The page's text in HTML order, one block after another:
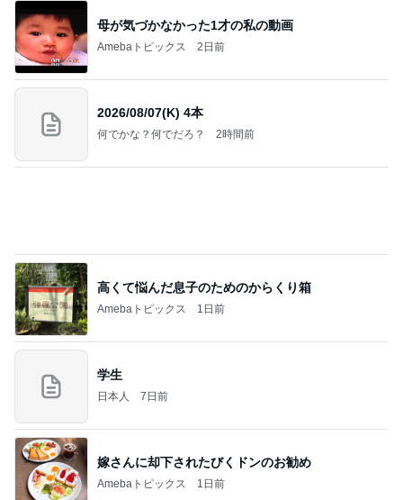
母が気づかなかった1才の私の動画
Amebaトピックス 2日前
2026/08/07(K) 4本
何でかな？何でだろ？ 2時間前
高くて悩んだ息子のためのからくり箱
Amebaトピックス 1日前
学生
日本人 7日前
嫁さんに却下されたびくドンのお勧め
Amebaトピックス 1日前